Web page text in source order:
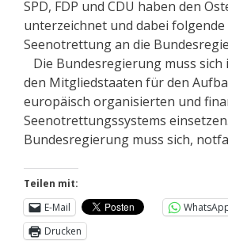
SPD, FDP und CDU haben den
unterzeichnet und dabei
Seenotrettung an die
Die Bundesregierung muss sich
den Mitgliedstaaten für den
europäisch organisierten und
Seenotrettungssystems
Bundesregierung muss sich,
Teilen mit:
E-Mail
Drucken